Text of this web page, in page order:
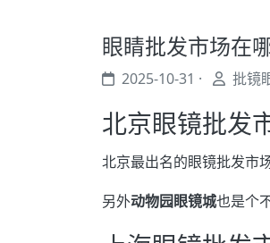
眼睛批发市场在
2025-10-31 · 批镜
北京眼镜批发
北京最出名的眼镜批发市
另外动物园眼镜城也是个